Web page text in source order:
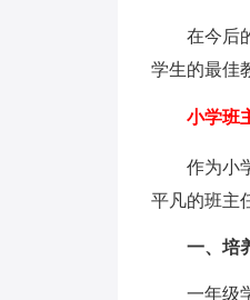
在今后的
学生的最佳
小学班主
作为小学
平凡的班主
一、培养
一年级学